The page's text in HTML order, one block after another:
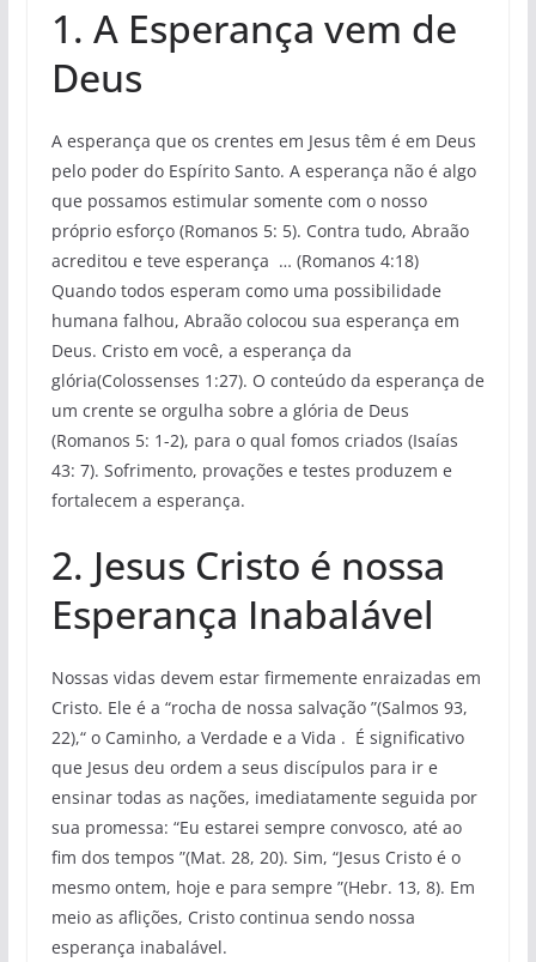
1. A Esperança vem de
Deus
A esperança que os crentes em Jesus têm é em Deus
pelo poder do Espírito Santo. A esperança não é algo
que possamos estimular somente com o nosso
próprio esforço (Romanos 5: 5). Contra tudo, Abraão
acreditou e teve esperança … (Romanos 4:18)
Quando todos esperam como uma possibilidade
humana falhou, Abraão colocou sua esperança em
Deus. Cristo em você, a esperança da
glória(Colossenses 1:27). O conteúdo da esperança de
um crente se orgulha sobre a glória de Deus
(Romanos 5: 1-2), para o qual fomos criados (Isaías
43: 7). Sofrimento, provações e testes produzem e
fortalecem a esperança.
2. Jesus Cristo é nossa
Esperança Inabalável
Nossas vidas devem estar firmemente enraizadas em
Cristo. Ele é a “rocha de nossa salvação ”(Salmos 93,
22),“ o Caminho, a Verdade e a Vida . É significativo
que Jesus deu ordem a seus discípulos para ir e
ensinar todas as nações, imediatamente seguida por
sua promessa: “Eu estarei sempre convosco, até ao
fim dos tempos ”(Mat. 28, 20). Sim, “Jesus Cristo é o
mesmo ontem, hoje e para sempre ”(Hebr. 13, 8). Em
meio as aflições, Cristo continua sendo nossa
esperança inabalável.